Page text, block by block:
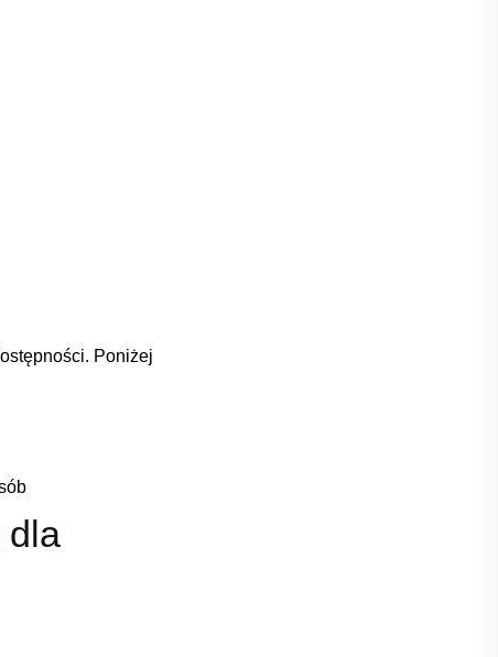
​Poniżej⁢
dla